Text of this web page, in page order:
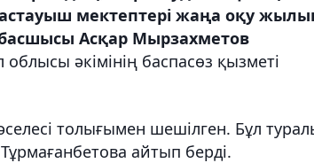
мектептері жаңа оқу
Асқар Мырзахметов
әкімінің баспасөз қызметі
толығымен шешілген. Бұл
айтып берді.